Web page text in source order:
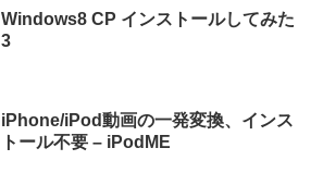
Windows8 CP インストールしてみた
3
iPhone/iPod動画の一発変換、インス
トール不要 – iPodME